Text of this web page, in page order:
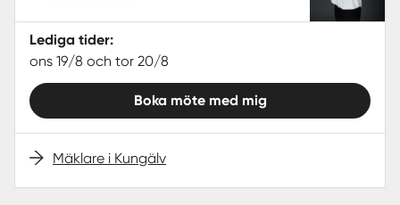
Lediga tider:
ons 19/8 och tor 20/8
Boka möte med mig
Mäklare i Kungälv